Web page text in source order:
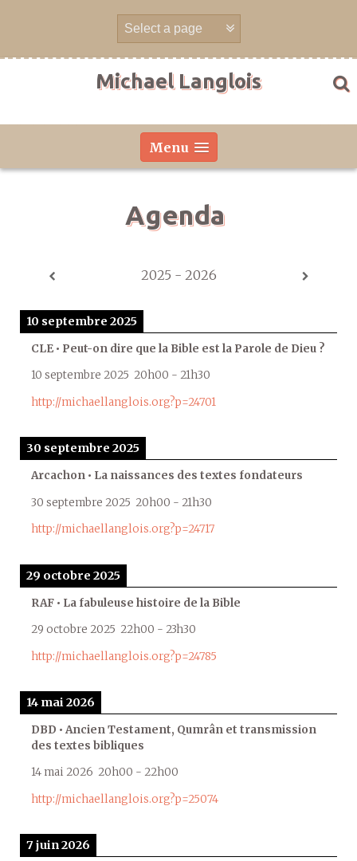
Michael Langlois
Menu
Agenda
2025 - 2026
10 septembre 2025
CLE • Peut-on dire que la Bible est la Parole de Dieu ?
10 septembre 2025 20h00 - 21h30
http://michaellanglois.org?p=24701
30 septembre 2025
Arcachon • La naissances des textes fondateurs
30 septembre 2025 20h00 - 21h30
http://michaellanglois.org?p=24717
29 octobre 2025
RAF • La fabuleuse histoire de la Bible
29 octobre 2025 22h00 - 23h30
http://michaellanglois.org?p=24785
14 mai 2026
DBD • Ancien Testament, Qumrân et transmission
des textes bibliques
14 mai 2026 20h00 - 22h00
http://michaellanglois.org?p=25074
7 juin 2026